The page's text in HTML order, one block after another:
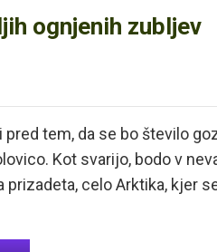
ognjenih zubljev
tem, da se bo število
Kot svarijo, bodo v
celo Arktika, kjer